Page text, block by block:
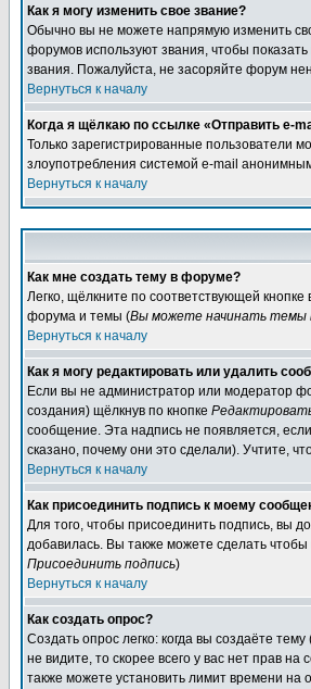
Как я могу изменить свое звание?
Обычно вы не можете напрямую изменить
форумов используют звания, чтобы
звания. Пожалуйста, не засоряйте форум
Вернуться к началу
Когда я щёлкаю по ссылке «Отправить e-
Только зарегистрированные пользователи
злоупотребления системой e-mail
Вернуться к началу
Как мне создать тему в форуме?
Легко, щёлкните по соответствующей
форума и темы (Вы можете начинать темы
Вернуться к началу
Как я могу редактировать или удалить
Если вы не администратор или модератор
создания) щёлкнув по кнопке
сообщение. Эта надпись не появляется,
сказано, почему они это сделали). Учтите,
Вернуться к началу
Как присоединить подпись к моему
Для того, чтобы присоединить подпись, вы
добавилась. Вы также можете сделать
Присоединить подпись)
Вернуться к началу
Как создать опрос?
Создать опрос легко: когда вы создаёте
не видите, то скорее всего у вас нет прав
также можете установить лимит времени на